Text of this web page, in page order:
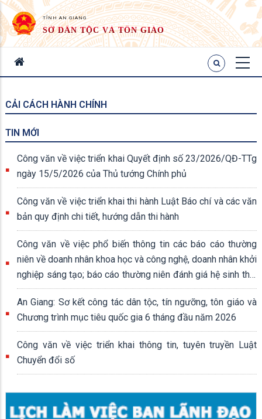
TỈNH AN GIANG
SỞ DÂN TỘC VÀ TÔN GIÁO
CẢI CÁCH HÀNH CHÍNH
TIN MỚI
Công văn về việc triển khai Quyết định số 23/2026/QĐ-TTg
ngày 15/5/2026 của Thủ tướng Chính phủ
Công văn về việc triển khai thi hành Luật Báo chí và các văn
bản quy định chi tiết, hướng dẫn thi hành
Công văn về việc phổ biến thông tin các báo cáo thường
niên về doanh nhân khoa học và công nghệ, doanh nhân khởi
nghiệp sáng tạo; báo cáo thường niên đánh giá hệ sinh thái
khởi nghiệp sáng tạo quốc gia
An Giang: Sơ kết công tác dân tộc, tín ngưỡng, tôn giáo và
Chương trình mục tiêu quốc gia 6 tháng đầu năm 2026
Công văn về việc triển khai thông tin, tuyên truyền Luật
Chuyển đổi số